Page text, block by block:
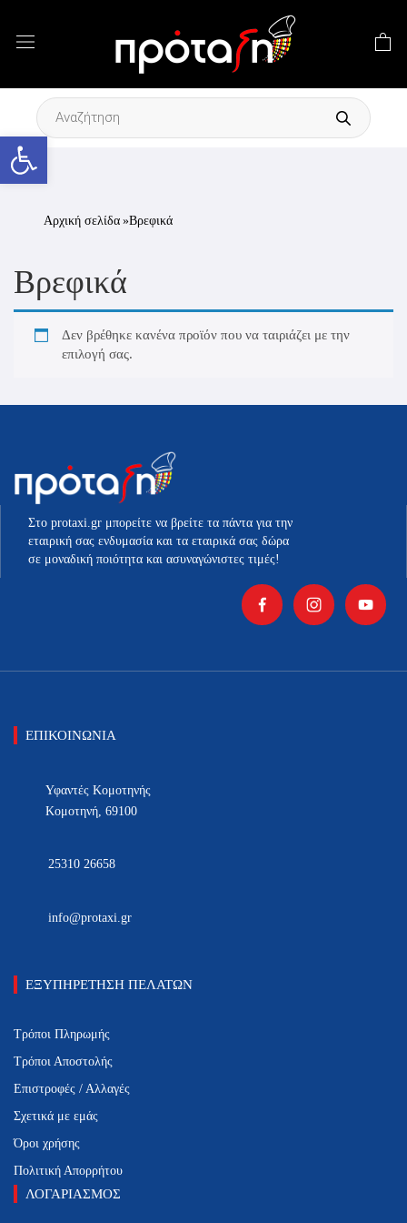
Ανοίξτε τη γραμμή εργαλείων
Products
search
Αρχική σελίδα »Βρεφικά
Βρεφικά
Δεν βρέθηκε κανένα προϊόν που να ταιριάζει με την
επιλογή σας.
Στο protaxi.gr μπορείτε να βρείτε τα πάντα για την
εταιρική σας ενδυμασία και τα εταιρικά σας δώρα
σε μοναδική ποιότητα και ασυναγώνιστες τιμές!
ΕΠΙΚΟΙΝΩΝΙΑ
Υφαντές Κομοτηνής
Κομοτηνή, 69100
25310 26658
info@protaxi.gr
ΕΞΥΠΗΡΕΤΗΣΗ ΠΕΛΑΤΩΝ
Τρόποι Πληρωμής
Τρόποι Αποστολής
Επιστροφές / Αλλαγές
Σχετικά με εμάς
Όροι χρήσης
Πολιτική Απορρήτου
ΛΟΓΑΡΙΑΣΜΟΣ